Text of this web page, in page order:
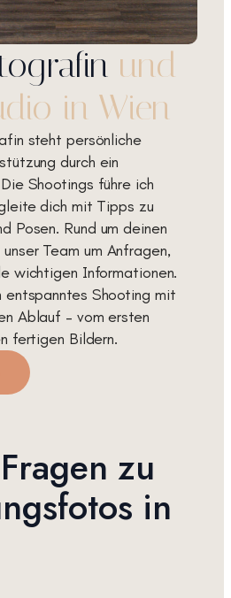
und
in Wien
steht persönliche
durch ein
Shootings führe ich
dich mit Tipps zu
Posen. Rund um deinen
Team um Anfragen,
wichtigen Informationen.
entspanntes Shooting mit
Ablauf – vom ersten
fertigen Bildern.
zu
in